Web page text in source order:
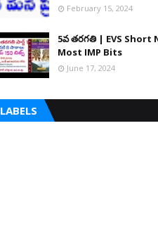
February 15, 2024
5వ తరగతి | EVS Short
Most IMP Bits
June 17, 2024
LABELS